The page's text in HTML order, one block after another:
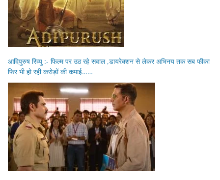
आदिपुरुष रिव्यु :- फिल्म पर उठ रहे सवाल ,डायरेक्शन से लेकर अभिनय तक सब फीका
फिर भी हो रही करोड़ों की कमाई……